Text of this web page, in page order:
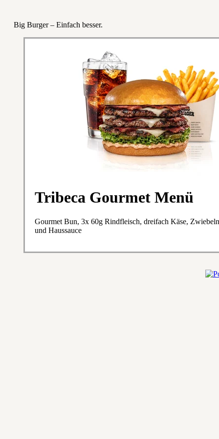
Big Burger – Einfach besser.
Tribeca Gourmet Menü
Gourmet Bun, 3x 60g Rindfleisch, dreifach Käse,
und Haussauce